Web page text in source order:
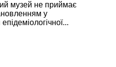
музей не приймає
у